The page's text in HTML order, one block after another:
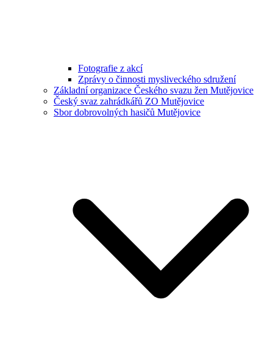
Fotografie z akcí
Zprávy o činnosti mysliveckého sdružení
Základní organizace Českého svazu žen Mutějovice
Český svaz zahrádkářů ZO Mutějovice
Sbor dobrovolných hasičů Mutějovice